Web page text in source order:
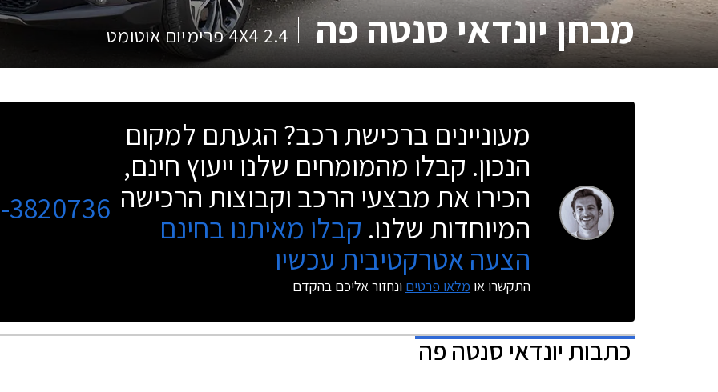
מבחןיונדאי סנטה פה 2.4 4X4 פרימיום אוטומט
מעוניינים ברכישת רכב? הגעתם למקום
הנכון. קבלו מהמומחים שלנו ייעוץ חינם,
הכירו את מבצעי הרכב וקבוצות הרכישה
המיוחדות שלנו. קבלו מאיתנו בחינם
הצעה אטרקטיבית עכשיו
התקשרו או מלאו פרטים ונחזור אליכם בהקדם
3820736
כתבותיונדאי סנטה פה